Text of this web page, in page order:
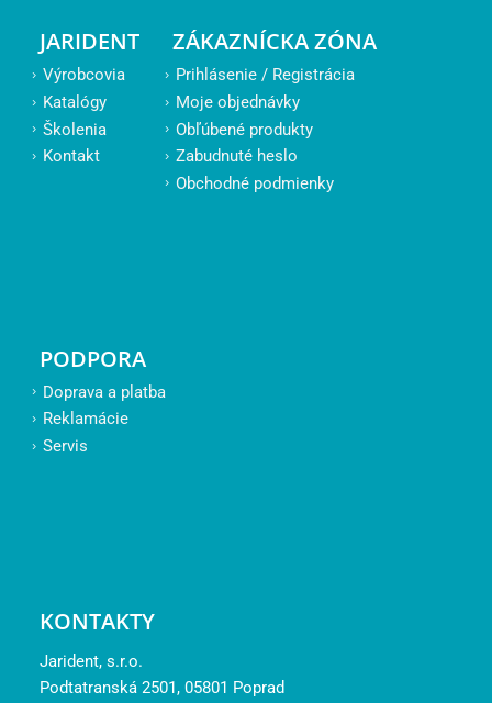
JARIDENT
Výrobcovia
Katalógy
Školenia
Kontakt
ZÁKAZNÍCKA ZÓNA
Prihlásenie / Registrácia
Moje objednávky
Obľúbené produkty
Zabudnuté heslo
Obchodné podmienky
PODPORA
Doprava a platba
Reklamácie
Servis
KONTAKTY
Jarident, s.r.o.
Podtatranská 2501, 05801 Poprad